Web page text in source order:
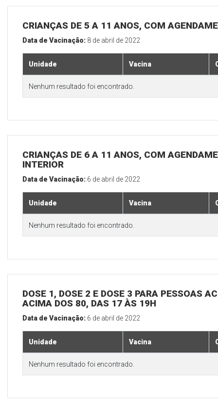
CRIANÇAS DE 5 A 11 ANOS, COM
Data de Vacinação: 8 de abril de 2022
Unidade Vacina
Nenhum resultado foi encontrado.
CRIANÇAS DE 6 A 11 ANOS, COM
INTERIOR
Data de Vacinação: 6 de abril de 2022
Unidade Vacina
Nenhum resultado foi encontrado.
DOSE 1, DOSE 2 E DOSE 3 PARA PESSOAS
ACIMA DOS 80, DAS 17 ÀS 19H
Data de Vacinação: 6 de abril de 2022
Unidade Vacina
Nenhum resultado foi encontrado.